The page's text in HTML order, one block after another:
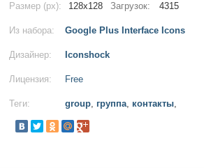
Размер (px): 128x128 Загрузок: 4315
Из набора: Google Plus Interface Icons
Дизайнер: Iconshock
Лицензия: Free
Теги: group, группа, контакты,